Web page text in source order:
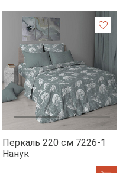
Перкаль 220 см 7226-1
Нанук